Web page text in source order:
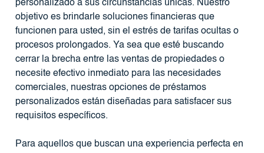
personalizado a sus circunstancias únicas. Nuestro
objetivo es brindarle soluciones financieras que
funcionen para usted, sin el estrés de tarifas ocultas o
procesos prolongados. Ya sea que esté buscando
cerrar la brecha entre las ventas de propiedades o
necesite efectivo inmediato para las necesidades
comerciales, nuestras opciones de préstamos
personalizados están diseñadas para satisfacer sus
requisitos específicos.
Para aquellos que buscan una experiencia perfecta en